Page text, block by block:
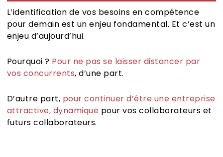
L’identification de vos besoins en compétence
pour demain est un enjeu fondamental. Et c’est un
enjeu d’aujourd’hui.
Pourquoi ? Pour ne pas se laisser distancer par
vos concurrents, d’une part.
D’autre part, pour continuer d’être une entreprise
attractive, dynamique pour vos collaborateurs et
futurs collaborateurs.